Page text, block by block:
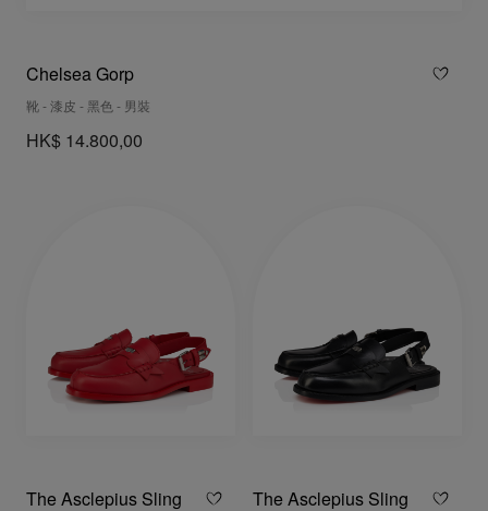
Chelsea Gorp
靴 - 漆皮 - 黑色 - 男裝
HK$ 14.800,00
The Asclepius Sling The Asclepius Sling